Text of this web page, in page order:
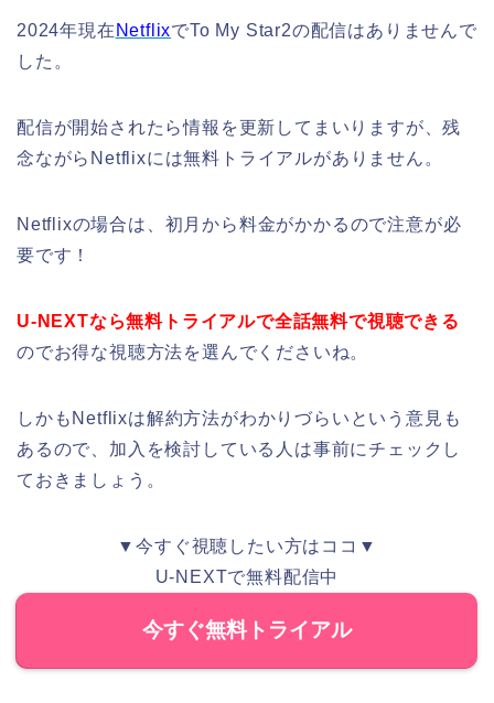
2024年現在 NetflixでTo My Star2の配信はありませんで
した。
配信が開始されたら情報を更新してまいりますが、残
念ながらNetflixには無料トライアルがありません。
Netflixの場合は、初月から料金がかかるので注意が必
要です！
U-NEXTなら無料トライアルで全話無料で視聴できる
のでお得な視聴方法を選んでくださいね。
しかもNetflixは解約方法がわかりづらいという意見も
あるので、加入を検討している人は事前にチェックし
ておきましょう。
▼今すぐ視聴したい方はココ▼
U-NEXTで無料配信中
今すぐ無料トライアル